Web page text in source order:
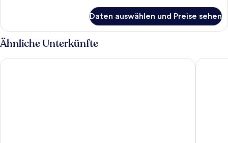
Queen
Beds
Daten auswählen und Preise sehen
Ähnliche Unterkünfte
Holiday Inn Los Angeles - LAX Airport by IHG